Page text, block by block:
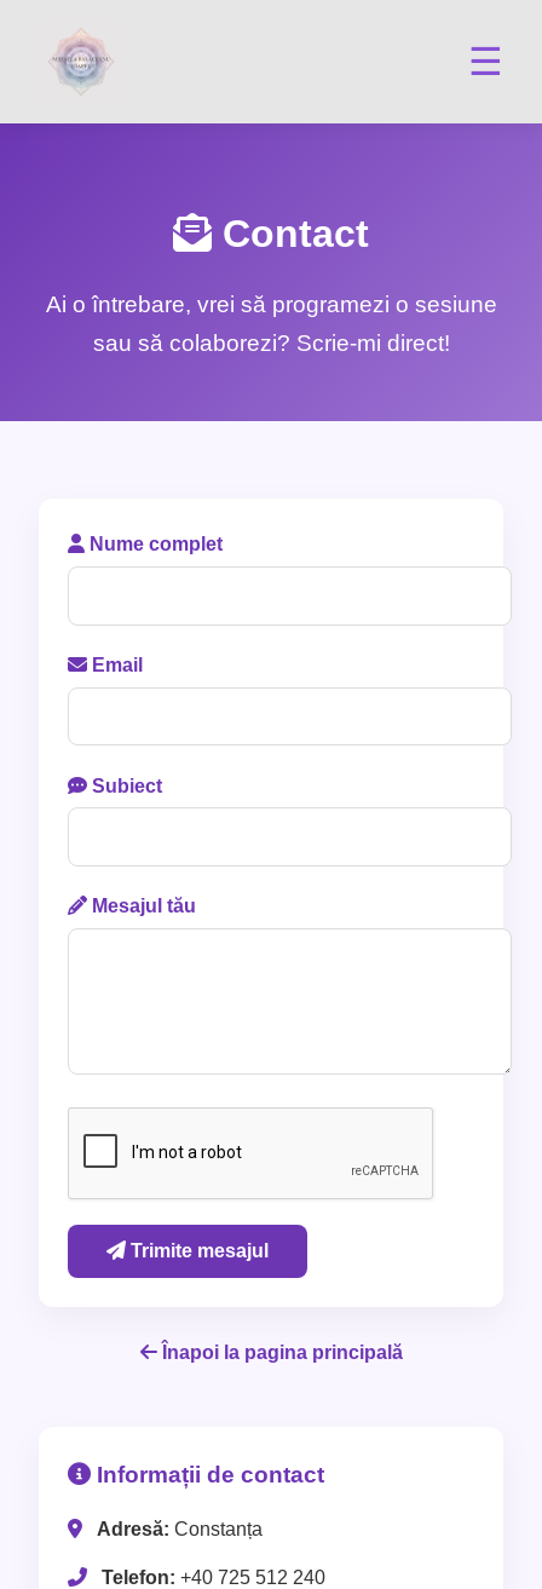
☰
Contact
Ai o întrebare, vrei să programezi o sesiune
sau să colaborezi? Scrie-mi direct!
Nume complet
Email
Subiect
Mesajul tău
Trimite mesajul
Înapoi la pagina principală
Informații de contact
Adresă: Constanța
Telefon: +40 725 512 240